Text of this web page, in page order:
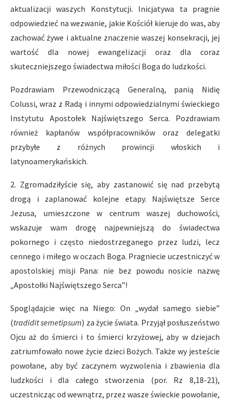
aktualizacji waszych Konstytucji. Inicjatywa ta pragnie
odpowiedzieć na wezwanie, jakie Kościół kieruje do was, aby
zachować żywe i aktualne znaczenie waszej konsekracji, jej
wartość dla nowej ewangelizacji oraz dla coraz
skuteczniejszego świadectwa miłości Boga do ludzkości.
Pozdrawiam Przewodniczącą Generalną, panią Nidię
Colussi, wraz z Radą i innymi odpowiedzialnymi świeckiego
Instytutu Apostołek Najświętszego Serca. Pozdrawiam
również kapłanów współpracowników oraz delegatki
przybyłe z różnych prowincji włoskich i
latynoamerykańskich.
2. Zgromadziłyście się, aby zastanowić się nad przebytą
drogą i zaplanować kolejne etapy. Najświętsze Serce
Jezusa, umieszczone w centrum waszej duchowości,
wskazuje wam drogę najpewniejszą do świadectwa
pokornego i często niedostrzeganego przez ludzi, lecz
cennego i miłego w oczach Boga. Pragniecie uczestniczyć w
apostolskiej misji Pana: nie bez powodu nosicie nazwę
„Apostołki Najświętszego Serca”!
Spoglądajcie więc na Niego: On „wydał samego siebie”
(tradidit semetipsum) za życie świata. Przyjął posłuszeństwo
Ojcu aż do śmierci i to śmierci krzyżowej, aby w dziejach
zatriumfowało nowe życie dzieci Bożych. Także wy jesteście
powołane, aby być zaczynem wyzwolenia i zbawienia dla
ludzkości i dla całego stworzenia (por. Rz 8,18-21),
uczestnicząc od wewnątrz, przez wasze świeckie powołanie,